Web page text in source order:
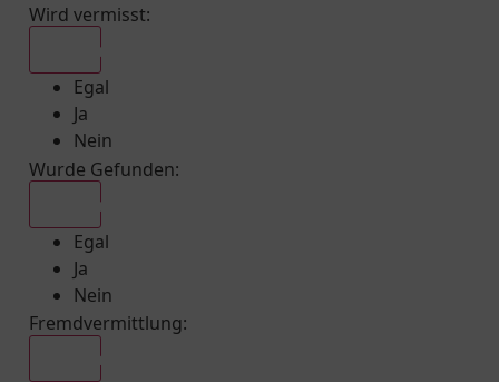
Wird vermisst:
Egal
Ja
Nein
Wurde Gefunden:
Egal
Ja
Nein
Fremdvermittlung: